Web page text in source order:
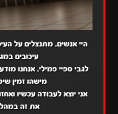
היי אנשים, מתנצלים על
עיכובים
לגבי ספיי פמילי, אנחנו
מישהו זמין
את זה